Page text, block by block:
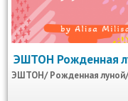
ЭШТОН Рожденная
ЭШТОН/ Рожденная луной/